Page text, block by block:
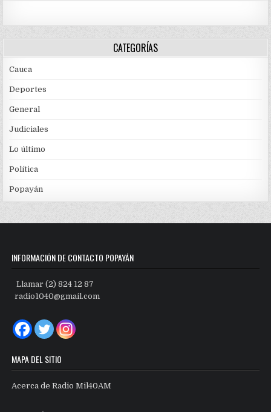
CATEGORÍAS
Cauca
Deportes
General
Judiciales
Lo último
Política
Popayán
INFORMACIÓN DE CONTACTO POPAYÁN
Llamar (2) 824 12 87
radio1040@gmail.com
MAPA DEL SITIO
Acerca de Radio Mil40AM